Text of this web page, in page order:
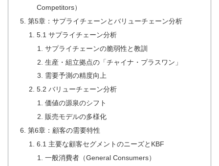
Competitors）
第5章：サプライチェーンとバリューチェーン分析
5.1 サプライチェーン分析
サプライチェーンの脆弱性と教訓
生産・組立拠点の「チャイナ・プラスワン」
需要予測の精度向上
5.2 バリューチェーン分析
価値の源泉のシフト
販売モデルの多様化
第6章：顧客の需要特性
6.1 主要な顧客セグメントのニーズとKBF
一般消費者（General Consumers）